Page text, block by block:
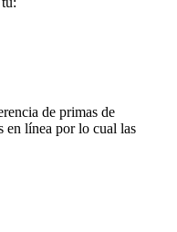
de primas de
en línea por lo cual las